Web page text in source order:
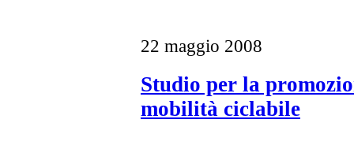
22 maggio 2008
Studio per la
mobilità ciclabile